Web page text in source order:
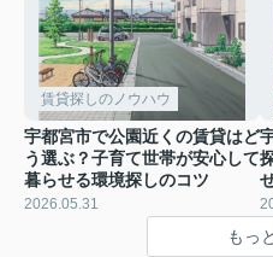
賃貸探しのノウハウ
宇都宮市で公園近くの賃貸はど
う選ぶ？子育て世帯が安心して
暮らせる環境探しのコツ
2026.05.31
もっ